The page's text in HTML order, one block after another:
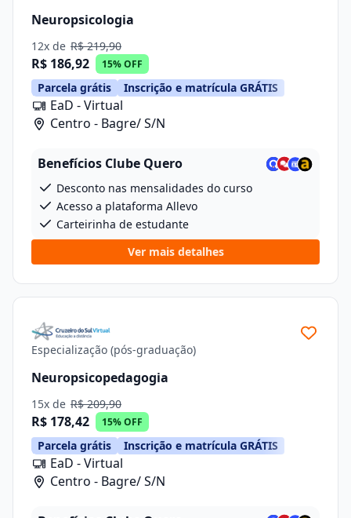
Neuropsicologia
12x de R$ 219,90
R$ 186,92 15% OFF
Parcela grátis Inscrição e matrícula GRÁTIS
EaD - Virtual
Centro - Bagre/ S/N
Benefícios Clube Quero
Desconto nas mensalidades do curso
Acesso a plataforma Allevo
Carteirinha de estudante
Ver mais detalhes
Especialização (pós-graduação)
Neuropsicopedagogia
15x de R$ 209,90
R$ 178,42 15% OFF
Parcela grátis Inscrição e matrícula GRÁTIS
EaD - Virtual
Centro - Bagre/ S/N